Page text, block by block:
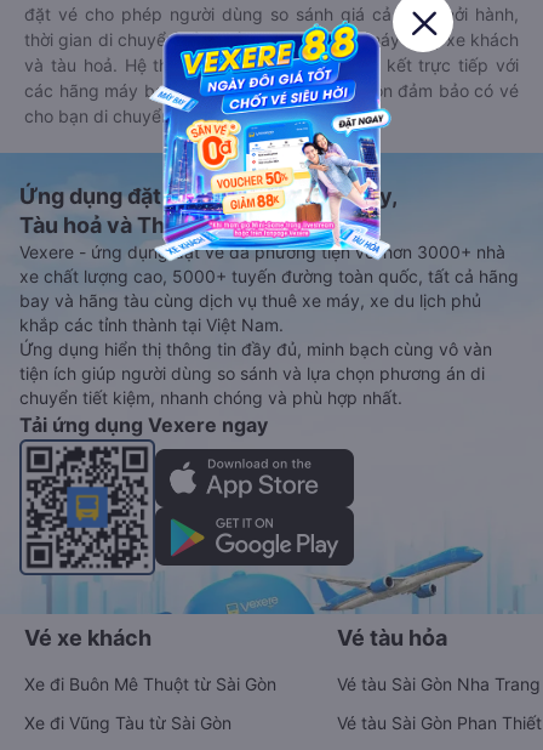
đặt vé cho phép người dùng so sánh giá cả, giờ khởi hành,
thời gian di chuyển của nhiều phương tiện máy bay, xe khách
và tàu hoả. Hệ thống của Goyolo được liên kết trực tiếp với
các hãng máy bay, xe khách và tàu hoả, luôn đảm bảo có vé
cho bạn di chuyển.
Ứng dụng đặt vé Xe khách, Máy bay,
Tàu hoả và Thuê xe
Vexere - ứng dụng đặt vé đa phương tiện với hơn 3000+ nhà
xe chất lượng cao, 5000+ tuyến đường toàn quốc, tất cả hãng
bay và hãng tàu cùng dịch vụ thuê xe máy, xe du lịch phủ
khắp các tỉnh thành tại Việt Nam.
Ứng dụng hiển thị thông tin đầy đủ, minh bạch cùng vô vàn
tiện ích giúp người dùng so sánh và lựa chọn phương án di
chuyển tiết kiệm, nhanh chóng và phù hợp nhất.
Tải ứng dụng Vexere ngay
Vé xe khách
Xe đi Buôn Mê Thuột từ Sài Gòn
Xe đi Vũng Tàu từ Sài Gòn
Vé tàu hỏa
Vé tàu Sài Gòn Nha Trang
Vé tàu Sài Gòn Phan Thiết